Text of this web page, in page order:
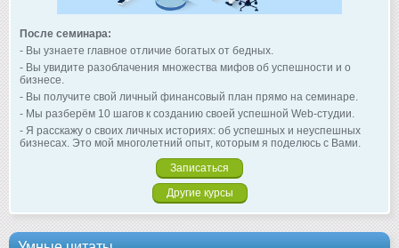
После семинара:
- Вы узнаете главное отличие богатых от бедных.
- Вы увидите разоблачения множества мифов об успешности и о
бизнесе.
- Вы получите свой личный финансовый план прямо на семинаре.
- Мы разберём 10 шагов к созданию своей успешной Web-студии.
- Я расскажу о своих личных историях: об успешных и неуспешных
бизнесах. Это мой многолетний опыт, которым я поделюсь с Вами.
Записаться
Другие курсы